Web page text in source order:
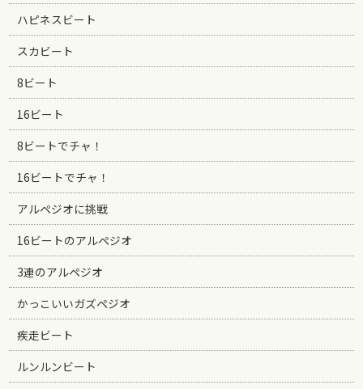
ハピネスビート
スカビート
8ビート
16ビート
8ビートでチャ！
16ビートでチャ！
アルペジオに挑戦
16ビートのアルペジオ
3連のアルペジオ
かっこいいガズペジオ
疾走ビート
ルンルンビート